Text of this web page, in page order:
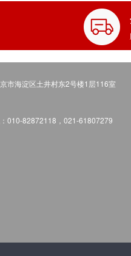
市海淀区土井村东2号楼1层116室
010-82872118，021-61807279